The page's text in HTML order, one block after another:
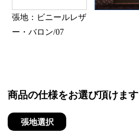
張地：ビニールレザ
ー・バロン/07
商品の仕様をお選び頂けます
張地選択